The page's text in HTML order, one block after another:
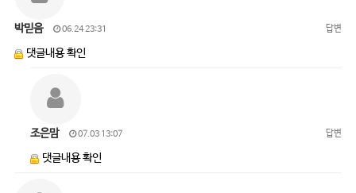
박믿음 06.24 23:31 답변
댓글내용 확인
조은맘 07.03 13:07 답변
댓글내용 확인